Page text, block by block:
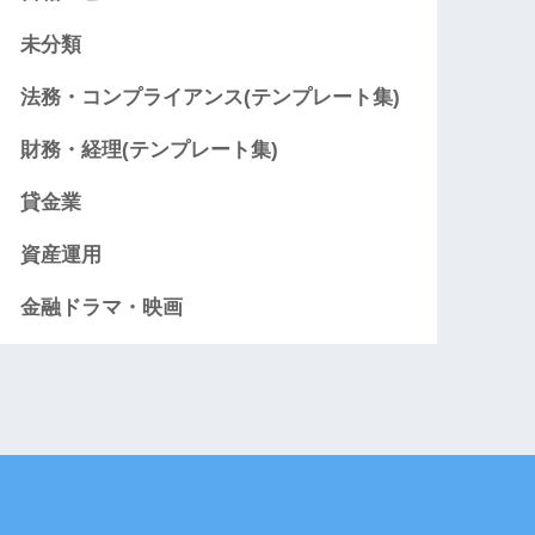
未分類
法務・コンプライアンス(テンプレート集)
財務・経理(テンプレート集)
貸金業
資産運用
金融ドラマ・映画